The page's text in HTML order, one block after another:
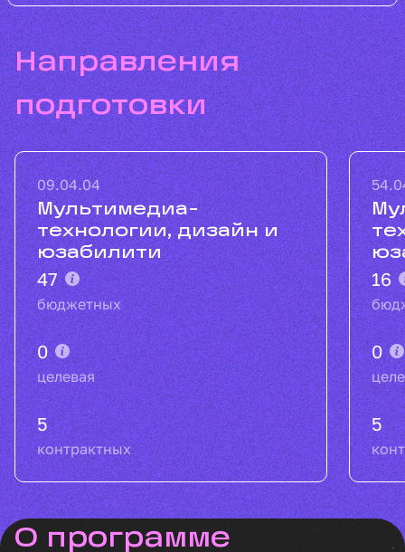
направления
подготовки
09.04.04
Мультимедиа-
технологии, дизайн и
юзабилити
47
бюджетных
0
целевая
5
контрактных
16
0
5
о программе